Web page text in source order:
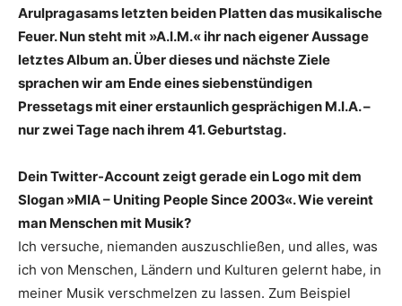
Arulpragasams letzten beiden Platten das musikalische
Feuer. Nun steht mit »A.I.M.« ihr nach eigener Aussage
letztes Album an. Über dieses und nächste Ziele
sprachen wir am Ende eines siebenstündigen
Pressetags mit einer erstaunlich gesprächigen M.I.A. –
nur zwei Tage nach ihrem 41. Geburtstag.
Dein Twitter-Account zeigt gerade ein Logo mit dem
Slogan »MIA – Uniting People Since 2003«. Wie vereint
man Menschen mit Musik?
Ich versuche, niemanden auszuschließen, und alles, was
ich von Menschen, Ländern und Kulturen gelernt habe, in
meiner Musik verschmelzen zu lassen. Zum Beispiel